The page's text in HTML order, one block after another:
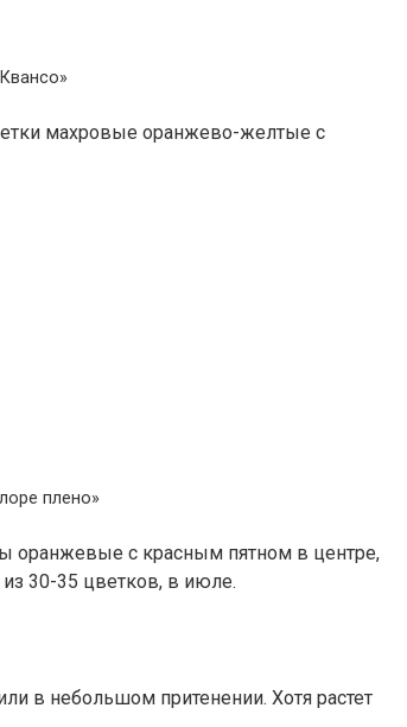
махровые оранжево-желтые с
плено»
оранжевые с красным пятном в центре,
30-35 цветков, в июле.
в небольшом притенении. Хотя растет